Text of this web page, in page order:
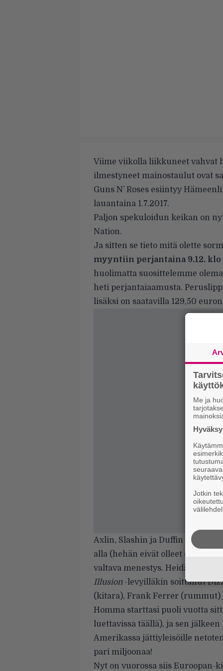
Viime viikolla liikkuneet vahvat
ilmestyneet mainostaulut ovat
Guns N’ Roses esiintyy
lauantaina 1.7.2017.
Paljon spekuloidun keikan on
Nation.
Ja sitten se tieto mitä olette
myyntiin perjantaina 9.12. klo
huolimatta suosittelemme
heti perjantaiaamusta.
lisäksi on saatavilla 129,50
Axlin, Slashin ja Duffin todella
alla (hehän eivät olleet
valtava menestys. Heidän
Illusion-levyilläkin soittanut
(kitara), Frank Ferrer (rummut)
Homma starttasi puoli vuotta
luettavissa täällä), ja sen jälkeen
Amerikassa jättiyleisöille
pari miljoonaa!
Nyt on vuorossa siis Euroopan-
Me ja
Jotkin